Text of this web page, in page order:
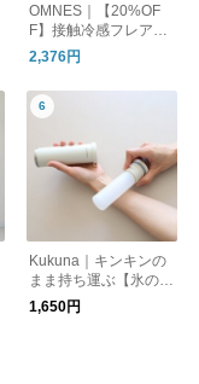
OMNES｜【20%OF
F】接触冷感フレア袖
Tシャツ 二の腕さり
げカバー
2,376円
Kukuna｜キンキンの
まま持ち運ぶ【氷の
う】アイスパック保冷
剤 3wayスティックボ
1,650円